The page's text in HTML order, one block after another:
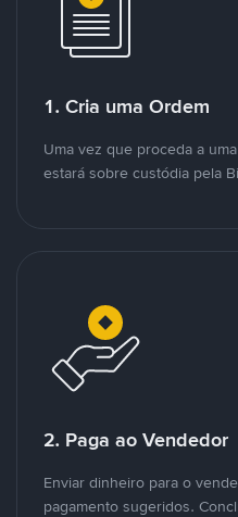
1. Cria uma Ordem
Uma vez que proceda a
estará sobre custódia pela
2. Paga ao Vendedor
Enviar dinheiro para o
pagamento sugeridos.